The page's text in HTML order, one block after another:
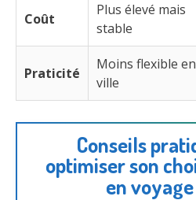
Coût
Plus élevé mais
stable
Praticité
Moins flexible en
ville
Conseils
optimiser son
en voyage